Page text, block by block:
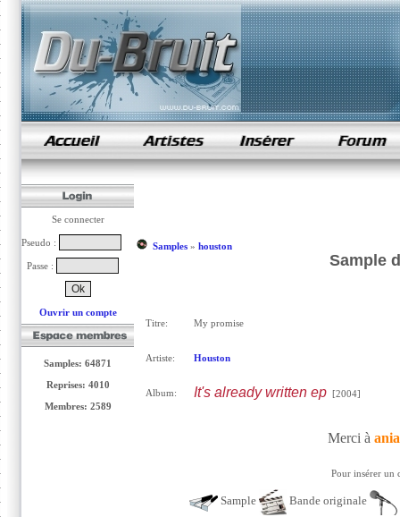
samples de rap
Se connecter
Pseudo :
Passe :
Ouvrir un compte
Samples: 64871
Reprises: 4010
Membres: 2589
Samples» houston
Sample
Titre: My promise
Artiste: Houston
Album: It's already written ep[2004]
Merci à
Pour insérer un
Sample Bande originale